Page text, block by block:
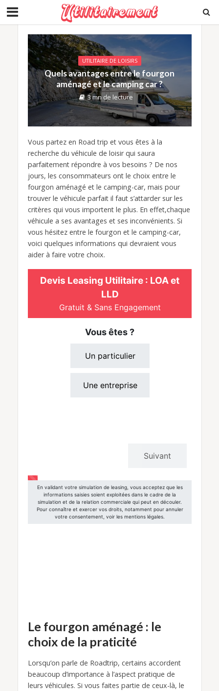
UTILITAIRE DE LOISIRS
Quels avantages entre le fourgon
aménagé et le camping car ?
3 mn de lecture
Vous partez en Road trip et vous êtes à la
recherche du véhicule de loisir qui saura
parfaitement répondre à vos besoins ? De nos
jours, les consommateurs ont le choix entre le
fourgon aménagé et le camping-car, mais pour
trouver le véhicule parfait il faut s’attarder sur les
critères qui vous importent le plus. En effet,chaque
véhicule a ses avantages et ses inconvénients. Si
vous hésitez entre le fourgon et le camping-car,
voici quelques informations qui devraient vous
aider à faire votre choix.
Le fourgon aménagé : le
choix de la praticité
Lorsqu’on parle de Roadtrip, certains accordent
beaucoup d’importance à l’aspect pratique de
leurs véhicules. Si vous faites partie de ceux-là, le